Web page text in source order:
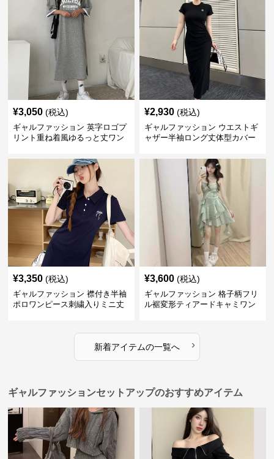
¥3,050 (税込)
ギャルファッション 英字ロゴプ
リント重ね着風ゆるっと丈ワン
¥2,930 (税込)
ギャルファッション ウエストギ
ャザー半袖ロング丈体型カバー
¥3,350 (税込)
ギャルファッション 襟付き半袖
ポロワンピース刺繍入りミニ丈
¥3,600 (税込)
ギャルファッション 格子柄フリ
ル裾変形ティアードキャミワン
新着アイテムの一覧へ ›
ギャルファッションセットアップのおすすめアイテム